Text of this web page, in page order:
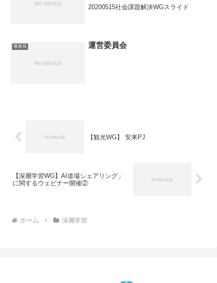
20200515社会課題解決WGスライド
事務局 運営委員会
【観光WG】 安来PJ
【深層学習WG】AI道場シェアリング」
に関するウェビナー開催②
ホーム 深層学習